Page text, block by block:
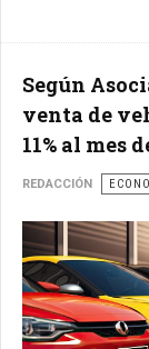
Según
venta de
11% al mes
REDACCIÓN